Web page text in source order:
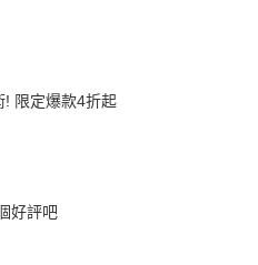
限定爆款4折起
好評吧